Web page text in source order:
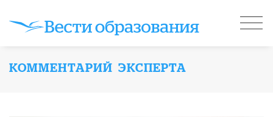
КОММЕНТАРИЙ ЭКСПЕРТА